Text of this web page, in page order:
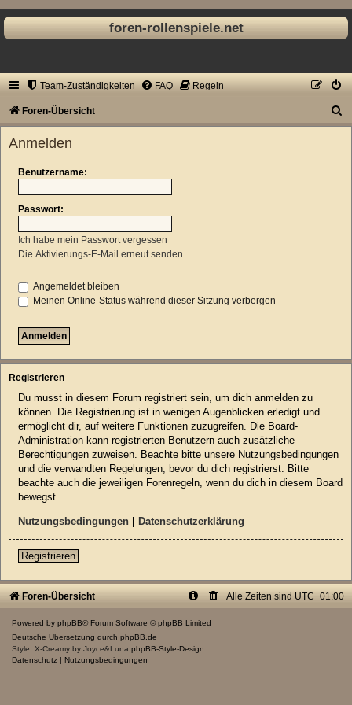
foren-rollenspiele.net
Team-Zuständigkeiten FAQ Regeln
Foren-Übersicht
Anmelden
Benutzername:
Passwort:
Ich habe mein Passwort vergessen
Die Aktivierungs-E-Mail erneut senden
Angemeldet bleiben
Meinen Online-Status während dieser Sitzung verbergen
Registrieren
Du musst in diesem Forum registriert sein, um dich anmelden zu
können. Die Registrierung ist in wenigen Augenblicken erledigt und
ermöglicht dir, auf weitere Funktionen zuzugreifen. Die Board-
Administration kann registrierten Benutzern auch zusätzliche
Berechtigungen zuweisen. Beachte bitte unsere Nutzungsbedingungen
und die verwandten Regelungen, bevor du dich registrierst. Bitte
beachte auch die jeweiligen Forenregeln, wenn du dich in diesem Board
bewegst.
Nutzungsbedingungen Datenschutzerklärung
Registrieren
Foren-Übersicht Alle Zeiten sind UTC+01:00
Powered by phpBB® Forum Software © phpBB Limited
Deutsche Übersetzung durch phpBB.de
Style: X-Creamy by Joyce&Luna phpBB-Style-Design
Datenschutz
Nutzungsbedingungen